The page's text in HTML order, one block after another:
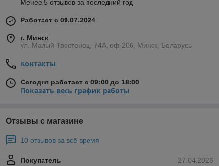
Менее 5 отзывов за последний год
Работает с 09.07.2024
г. Минск
ул. Малый Тростенец, 74А, оф 206, Минск, Беларусь
Контакты
Сегодня работает с 09:00 до 18:00
Показать весь график работы
Отзывы о магазине
10 отзывов за всё время
27.04.2026
Покупатель